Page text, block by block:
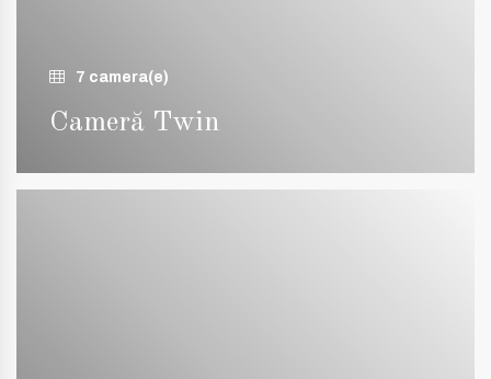
7 camera(e)
Cameră Twin